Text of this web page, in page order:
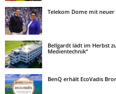
Telekom Dome mit
Bellgardt lädt im Herbst
Medientechnik“
BenQ erhält EcoVadis